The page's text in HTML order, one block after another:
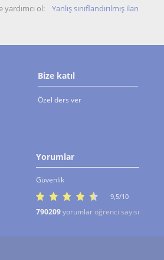
ol: Yanlış sınıflandırılmış ilan
Bize katıl
Özel ders ver
Yorumlar
Güvenlik
9,5/10
790209yorumlar öğrenci sayısı